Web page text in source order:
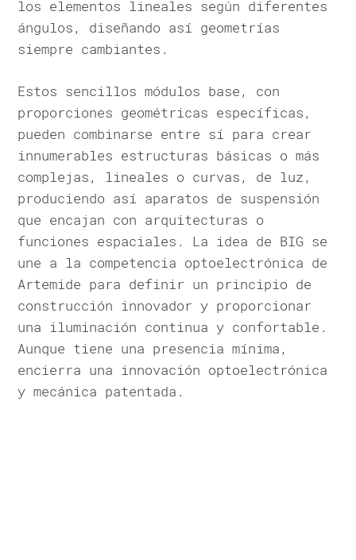
los elementos lineales según diferentes
ángulos, diseñando así geometrías
siempre cambiantes.
Estos sencillos módulos base, con
proporciones geométricas específicas,
pueden combinarse entre sí para crear
innumerables estructuras básicas o más
complejas, lineales o curvas, de luz,
produciendo así aparatos de suspensión
que encajan con arquitecturas o
funciones espaciales. La idea de BIG se
une a la competencia optoelectrónica de
Artemide para definir un principio de
construcción innovador y proporcionar
una iluminación continua y confortable.
Aunque tiene una presencia mínima,
encierra una innovación optoelectrónica
y mecánica patentada.